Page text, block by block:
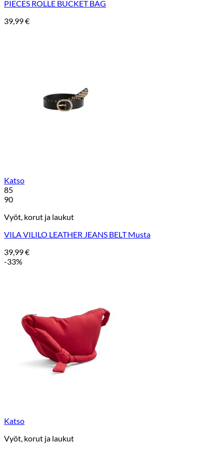
PIECES ROLLE BUCKET BAG
39,99€
Katso
85
90
Vyöt, korut ja laukut
VILA VILILO LEATHER JEANS BELT Musta
39,99€
-33%
Katso
Vyöt, korut ja laukut